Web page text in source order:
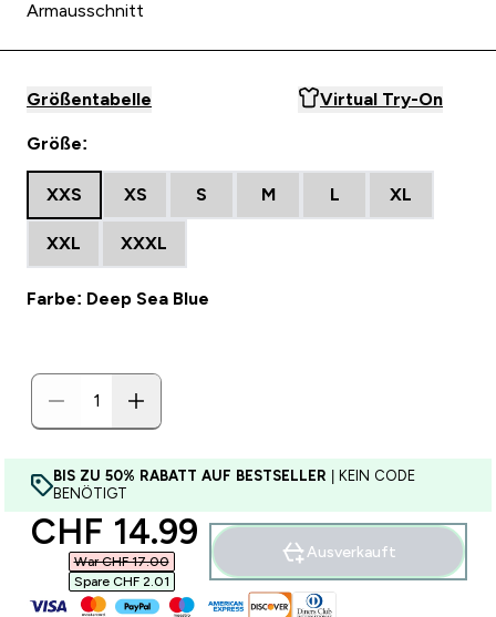
Armausschnitt
Größentabelle Virtual Try-On
Größe:
XXS XS S M L XL
XXL XXXL
Farbe: Deep Sea Blue
BIS ZU 50% RABATT AUF BESTSELLER | KEIN CODE
BENÖTIGT
discounted price
CHF 14.99‎
War CHF 17.00‎
Spare CHF 2.01‎
Ausverkauft